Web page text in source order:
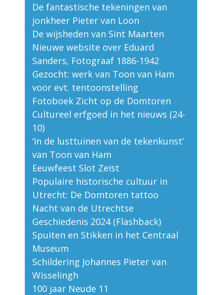
De fantastische tekeningen van
jonkheer Pieter van Loon
De wijsheden van Sint Maarten
Nieuwe website over Eduard
Sanders, Fotograaf 1886-1942
Gezocht: werk van Toon van Ham
voor evt. tentoonstelling
Fotoboek Zicht op de Domtoren
Cultureel erfgoed in het nieuws (24-
10)
‘In de lusttuinen van de tekenkunst’
van Toon van Ham
Eeuwfeest Slot Zeist
Populaire historische cultuur in
Utrecht: De Domtoren tattoo
Nacht van de Utrechtse
Geschiedenis 2024 (Flashback)
Spuiten en Stikken in het Centraal
Museum
Schildering Johannes Pieter van
Wisselingh
100 jaar Neude 11